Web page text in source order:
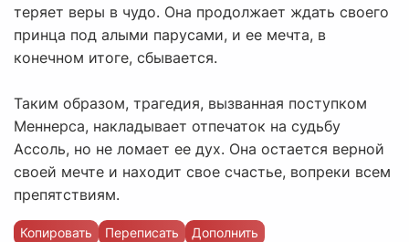
теряет веры в чудо. Она продолжает ждать своего
принца под алыми парусами, и ее мечта, в
конечном итоге, сбывается.
Таким образом, трагедия, вызванная поступком
Меннерса, накладывает отпечаток на судьбу
Ассоль, но не ломает ее дух. Она остается верной
своей мечте и находит свое счастье, вопреки всем
препятствиям.
Копировать Переписать Дополнить